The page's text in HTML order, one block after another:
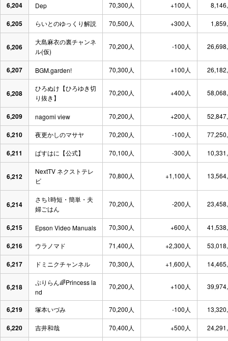
6,204 Dep 70,300人 +100人
6,205 らいとのゆっくり解説 70,500人 +300人
6,206
大島麻衣の裏チャンネ
ル(仮)
70,200人 -100人
6,207 BGM.garden! 70,300人 +100人
6,208
ひろぬけ【ひろゆき切
り抜き】
70,200人 +400人
6,209 nagomi view 70,200人 +200人
6,210 夜更かしのマサヤ 70,200人 -100人
6,211 ぱすはに【公式】 70,100人 -300人
6,212
NextTV ネクストテレ
ビ
70,800人 +1,100人
6,214
さち⌇時短・簡単・夫
婦ごはん
70,200人 -200人
6,215 Epson Video Manuals 70,300人 +600人
6,216 ウラノマド 71,400人 +2,300人
6,217 ドミニクチャンネル 70,300人 +1,600人
6,218
ぷりらん🌈Princess la
nd
70,200人 +100人
6,219 塚本いづみ 70,200人 -100人
6,220 吉井和哉 70,400人 +500人